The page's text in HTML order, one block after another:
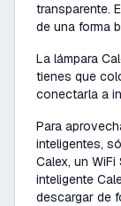
transparente.
de una forma
La lámpara
tienes que
conectarla a
Para
inteligentes,
Calex, un
inteligente
descargar de